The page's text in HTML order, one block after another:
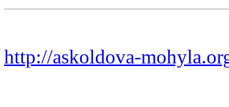
http://askoldova-